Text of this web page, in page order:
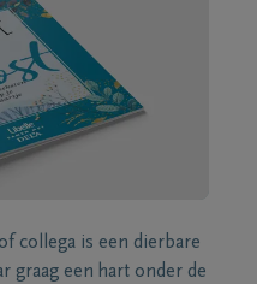
collega is een dierbare
graag een hart onder de